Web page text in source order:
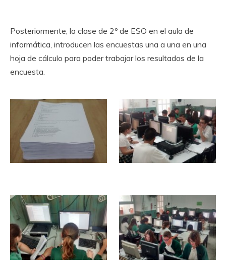
Posteriormente, la clase de 2º de ESO en el aula de
informática, introducen las encuestas una a una en una
hoja de cálculo para poder trabajar los resultados de la
encuesta.